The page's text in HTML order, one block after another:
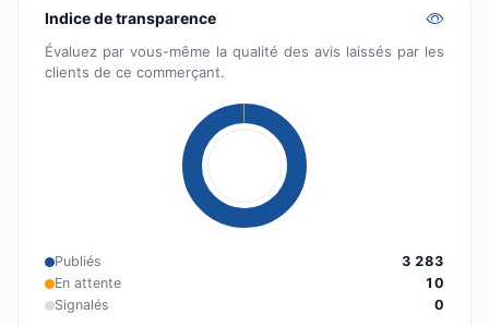
Indice de transparence
Évaluez par vous-même la qualité des avis laissés par les
clients de ce commerçant.
Publiés
3 283
En attente
10
Signalés
0